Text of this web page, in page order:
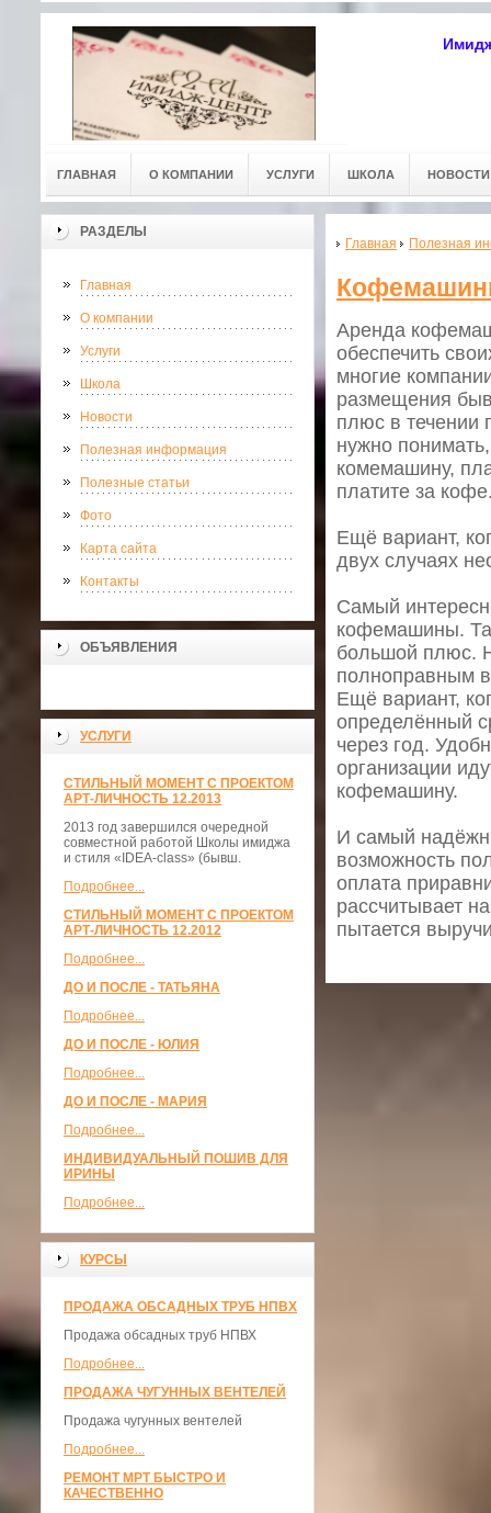
ГЛАВНАЯ О КОМПАНИИ УСЛУГИ ШКОЛА НОВОСТИ
РАЗДЕЛЫ
Главная
О компании
Услуги
Школа
Новости
Полезная информация
Полезные статьи
Фото
Карта сайта
Контакты
ОБЪЯВЛЕНИЯ
УСЛУГИ
СТИЛЬНЫЙ МОМЕНТ С ПРОЕКТОМ
АРТ-ЛИЧНОСТЬ 12.2013
2013 год завершился очередной
совместной работой Школы имиджа
и стиля «IDEA-class» (бывш.
Подробнее...
СТИЛЬНЫЙ МОМЕНТ С ПРОЕКТОМ
АРТ-ЛИЧНОСТЬ 12.2012
Подробнее...
ДО И ПОСЛЕ - ТАТЬЯНА
Подробнее...
ДО И ПОСЛЕ - ЮЛИЯ
Подробнее...
ДО И ПОСЛЕ - МАРИЯ
Подробнее...
ИНДИВИДУАЛЬНЫЙ ПОШИВ ДЛЯ
ИРИНЫ
Подробнее...
КУРСЫ
ПРОДАЖА ОБСАДНЫХ ТРУБ НПВХ
Продажа обсадных труб НПВХ
Подробнее...
ПРОДАЖА ЧУГУННЫХ ВЕНТЕЛЕЙ
Продажа чугунных вентелей
Подробнее...
РЕМОНТ МРТ БЫСТРО И
КАЧЕСТВЕННО
Главная Полезная
Аренда
обеспечить
многие
размещения
плюс в течении
нужно
комемашину,
платите за
Ещё вариант,
двух случаях
Самый
кофемашины.
большой плюс.
полноправным
Ещё вариант,
определённый
через год.
организации
кофемашину.
И самый
возможность
оплата
рассчитывает
пытается